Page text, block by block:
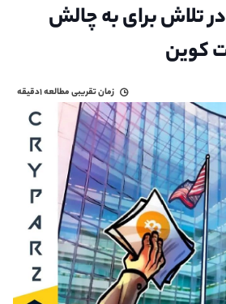
GRAYSCALE در تلاش برای به چالش
زمان تقریبی مطالعه۱دقیقه